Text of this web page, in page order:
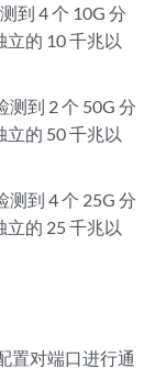
到 4 个 10G 分
的 10 千兆以
到 2 个 50G 分
的 50 千兆以
到 4 个 25G 分
的 25 千兆以
置对端口进行通